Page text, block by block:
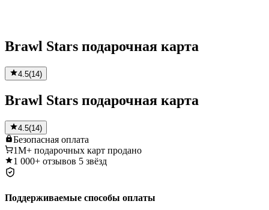
Brawl Stars подарочная карта
4.5(14)
Brawl Stars подарочная карта
4.5(14)
Безопасная оплата
1M+ подарочных карт продано
1 000+ отзывов 5 звёзд
Поддерживаемые способы оплаты